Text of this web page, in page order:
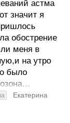
астма
значит я
обострение
меня в
на утро
было
Екатерина